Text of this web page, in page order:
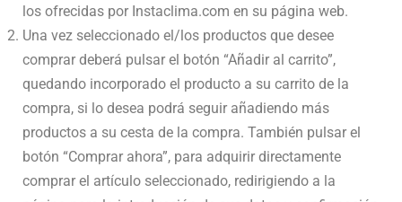
los ofrecidas por Instaclima.com en su página web.
Una vez seleccionado el/los productos que desee
comprar deberá pulsar el botón “Añadir al carrito”,
quedando incorporado el producto a su carrito de la
compra, si lo desea podrá seguir añadiendo más
productos a su cesta de la compra. También pulsar el
botón “Comprar ahora”, para adquirir directamente
comprar el artículo seleccionado, redirigiendo a la